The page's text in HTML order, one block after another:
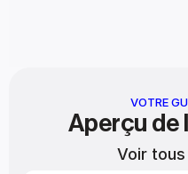
VOTRE
Aperçu de
Voir